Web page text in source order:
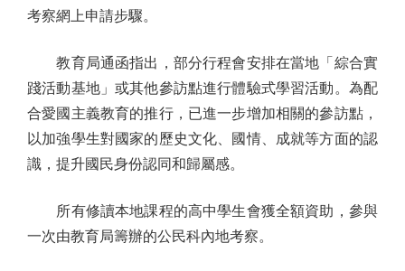
考察網上申請步驟。
教育局通函指出，部分行程會安排在當地「綜合實
踐活動基地」或其他參訪點進行體驗式學習活動。為配
合愛國主義教育的推行，已進一步增加相關的參訪點，
以加強學生對國家的歷史文化、國情、成就等方面的認
識，提升國民身份認同和歸屬感。
所有修讀本地課程的高中學生會獲全額資助，參與
一次由教育局籌辦的公民科內地考察。